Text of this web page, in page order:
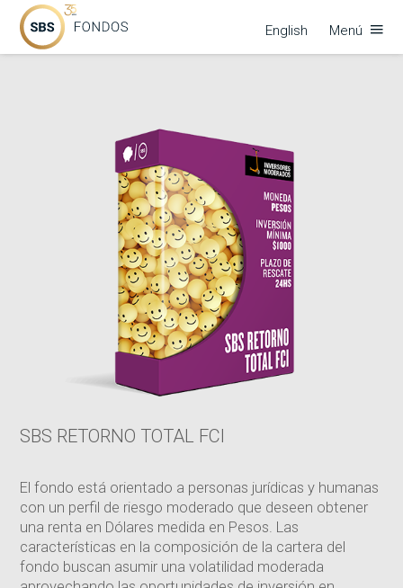
English Menú
SBS RETORNO TOTAL FCI
El fondo está orientado a personas jurídicas y humanas
con un perfil de riesgo moderado que deseen obtener
una renta en Dólares medida en Pesos. Las
características en la composición de la cartera del
fondo buscan asumir una volatilidad moderada